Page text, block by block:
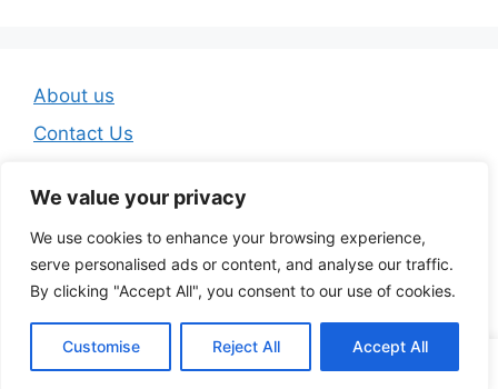
We value your privacy
We use cookies to enhance your browsing experience,
serve personalised ads or content, and analyse our traffic.
By clicking "Accept All", you consent to our use of cookies.
Customise Reject All Accept All
About us
Contact Us
Privacy Policy
Terms And Conditions
© 2026 Telugu Jobs Guru - Latest Telugu Job Updates
• Built withGeneratePress
WA Channel Telegram YouTube FB